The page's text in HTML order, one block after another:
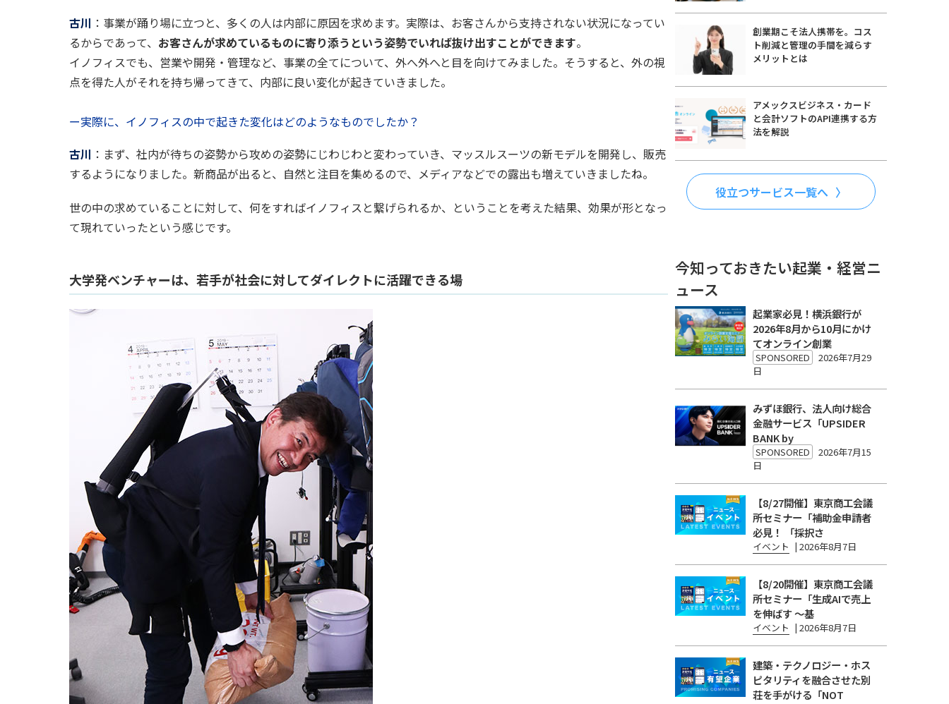
古川 ：事業が踊り場に立つと、多くの人は内部に原因を求めます。実際は、お客さんから支持されない状況になってい
るからであって、 お客さんが求めているものに寄り添うという姿勢でいれば抜け出すことができます。
イノフィスでも、営業や開発・管理など、事業の全てについて、外へ外へと目を向けてみました。そうすると、外の視
点を得た人がそれを持ち帰ってきて、内部に良い変化が起きていきました。
ー実際に、イノフィスの中で起きた変化はどのようなものでしたか？
古川 ：まず、社内が待ちの姿勢から攻めの姿勢にじわじわと変わっていき、マッスルスーツの新モデルを開発し、販売
するようになりました。新商品が出ると、自然と注目を集めるので、メディアなどでの露出も増えていきましたね。
世の中の求めていることに対して、何をすればイノフィスと繋げられるか、ということを考えた結果、効果が形となっ
て現れていったという感じです。
大学発ベンチャーは、若手が社会に対してダイレクトに活躍できる場
創業期こそ法人携帯を。コス
ト削減と管理の手間を減らす
メリットとは
アメックスビジネス・カード
と会計ソフトのAPI連携する方
法を解説
役立つサービス一覧へ
今知っておきたい起業・経営ニ
ュース
起業家必見！横浜銀行が
2026年8月から10月にかけ
てオンライン創業
SPONSORED
2026年7月29
日
みずほ銀行、法人向け総合
金融サービス「UPSIDER
BANK by
SPONSORED
2026年7月15
日
【8/27開催】東京商工会議
所セミナー「補助金申請者
必見！ 「採択さ
イベント | 2026年8月7日
【8/20開催】東京商工会議
所セミナー「生成AIで売上
を伸ばす 〜基
イベント | 2026年8月7日
建築・テクノロジー・ホス
ピタリティを融合させた別
荘を手がける「NOT